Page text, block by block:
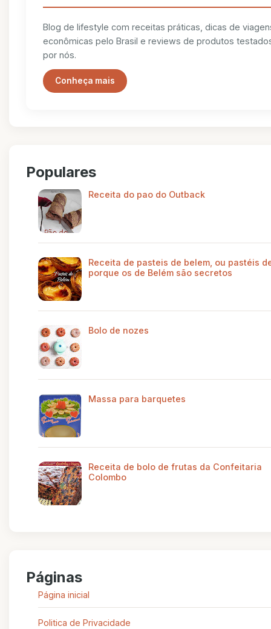
Blog de lifestyle com receitas práticas, dicas de
econômicas pelo Brasil e reviews de produtos
por nós.
Conheça mais
Populares
Receita do pao do Outback
Receita de pasteis de belem, ou pastéis
porque os de Belém são secretos
Bolo de nozes
Massa para barquetes
Receita de bolo de frutas da Confeitaria
Colombo
Páginas
Página inicial
Politica de Privacidade